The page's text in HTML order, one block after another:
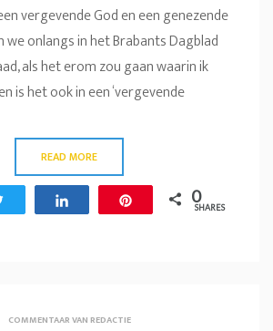
vergevende God en een genezende
we onlangs in het Brabants Dagblad
als het erom zou gaan waarin ik
is het ook in een ‘vergevende
READ MORE
0
SHARES
COMMENTAAR VAN REDACTIE